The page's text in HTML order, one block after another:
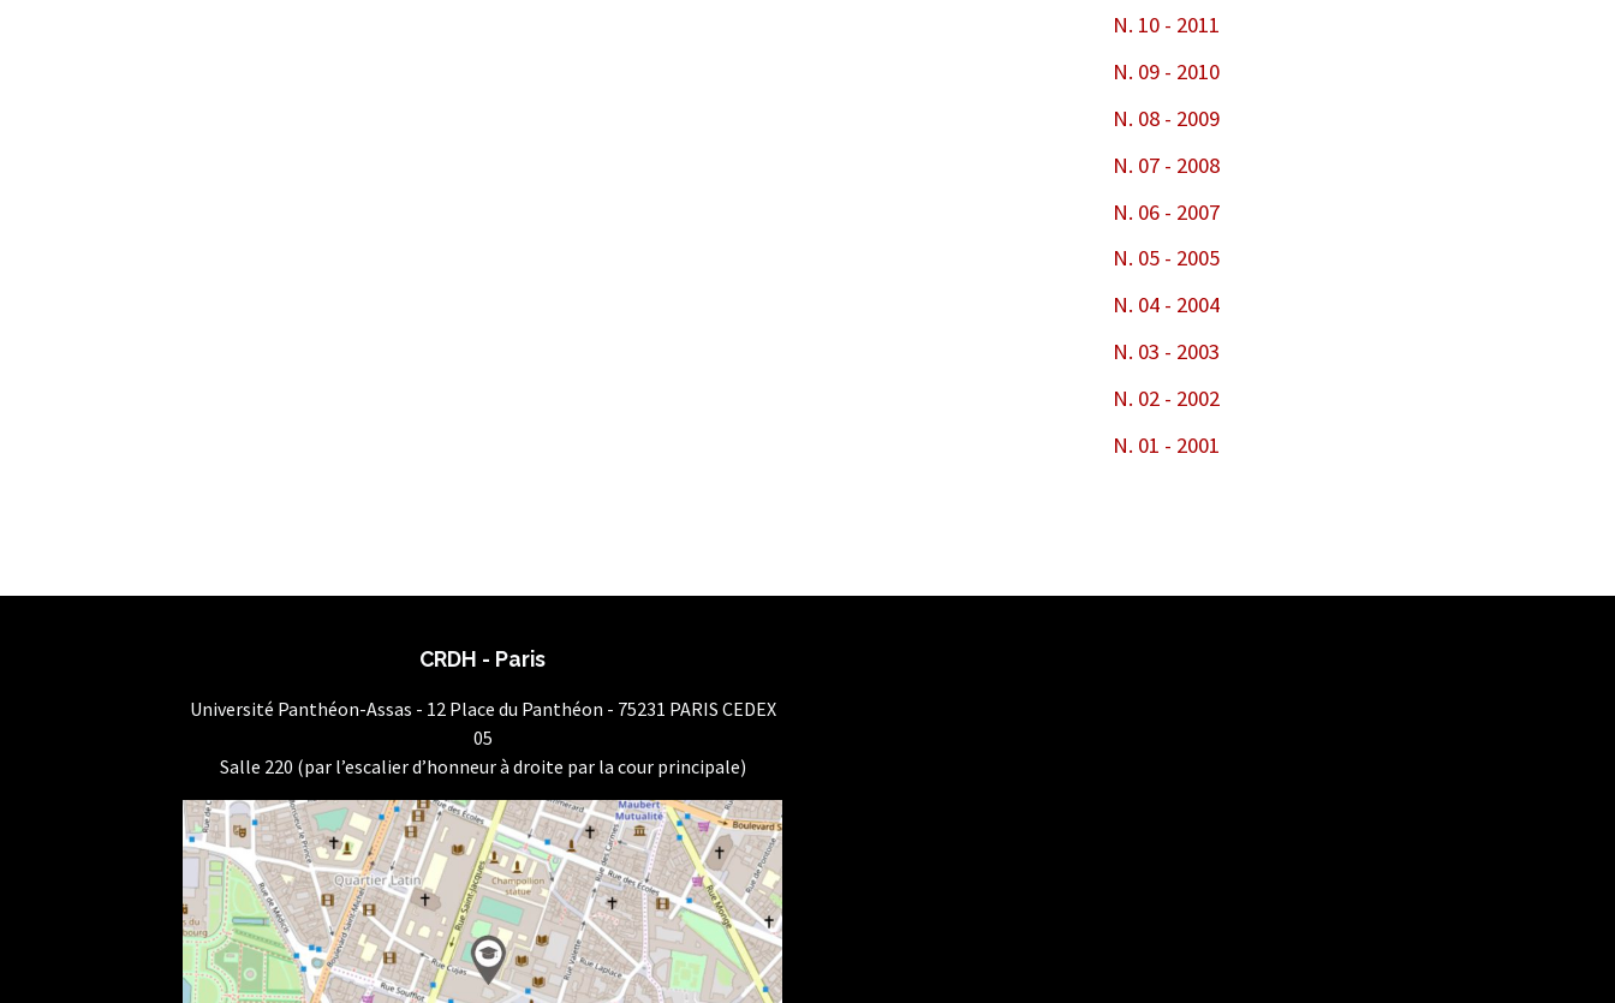
N. 10 - 2011
N. 09 - 2010
N. 08 - 2009
N. 07 - 2008
N. 06 - 2007
N. 05 - 2005
N. 04 - 2004
N. 03 - 2003
N. 02 - 2002
N. 01 - 2001
CRDH - Paris
Université Panthéon-Assas - 12 Place du Panthéon - 75231 PARIS CEDEX
05
Salle 220 (par l’escalier d’honneur à droite par la cour principale)